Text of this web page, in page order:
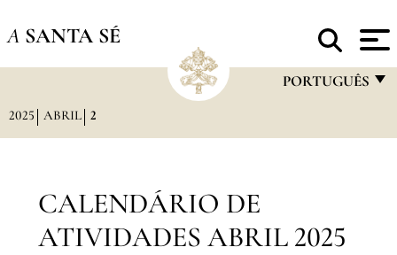
A SANTA SÉ
PORTUGUÊS
2025 ABRIL 2
CALENDÁRIO DE
ATIVIDADES ABRIL 2025